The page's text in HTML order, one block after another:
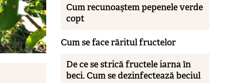
Cum recunoaştem pepenele verde
copt
Cum se face răritul fructelor
De ce se strică fructele iarna în
beci. Cum se dezinfectează beciul